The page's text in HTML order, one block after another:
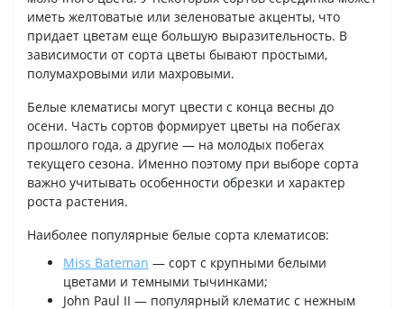
иметь желтоватые или зеленоватые акценты, что
придает цветам еще большую выразительность. В
зависимости от сорта цветы бывают простыми,
полумахровыми или махровыми.
Белые клематисы могут цвести с конца весны до
осени. Часть сортов формирует цветы на побегах
прошлого года, а другие — на молодых побегах
текущего сезона. Именно поэтому при выборе сорта
важно учитывать особенности обрезки и характер
роста растения.
Наиболее популярные белые сорта клематисов:
Miss Bateman — сорт с крупными белыми
цветами и темными тычинками;
John Paul II — популярный клематис с нежным